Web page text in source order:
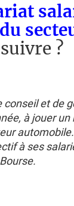
?
conseil et de
à jouer
à ses